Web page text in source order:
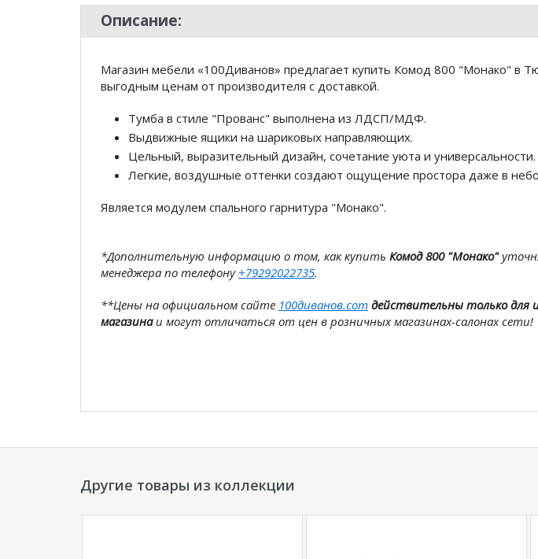
Описание:
Магазин мебели «100Диванов» предлагает купить Комод 800 "Монако" в
выгодным ценам от производителя с доставкой.
Тумба в стиле "Прованс" выполнена из ЛДСП/МДФ.
Выдвижные ящики на шариковых направляющих.
Цельный, выразительный дизайн, сочетание уюта и универсальности.
Легкие, воздушные оттенки создают ощущение простора даже в
Является модулем спального гарнитура "Монако".
*Дополнительную информацию о том, как купить Комод 800 "Монако"
менеджера по телефону +79292022735.
**Цены на официальном сайте 100диванов.com действительны только для
магазинаи могут отличаться от цен в розничных магазинах-салонах сети!
Другие товары из коллекции